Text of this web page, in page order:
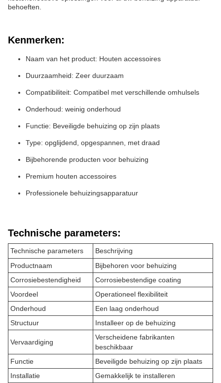
behoeften.
Kenmerken:
Naam van het product: Houten accessoires
Duurzaamheid: Zeer duurzaam
Compatibiliteit: Compatibel met verschillende omhulsels
Onderhoud: weinig onderhoud
Functie: Beveiligde behuizing op zijn plaats
Type: opglijdend, opgespannen, met draad
Bijbehorende producten voor behuizing
Premium houten accessoires
Professionele behuizingsapparatuur
Technische parameters:
Technische parameters
Beschrijving
Productnaam
Bijbehoren voor behuizing
Corrosiebestendigheid
Corrosiebestendige coating
Voordeel
Operationeel flexibiliteit
Onderhoud
Een laag onderhoud
Structuur
Installeer op de behuizing
Vervaardiging
Verscheidene fabrikanten
beschikbaar
Functie
Beveiligde behuizing op zijn plaats
Installatie
Gemakkelijk te installeren